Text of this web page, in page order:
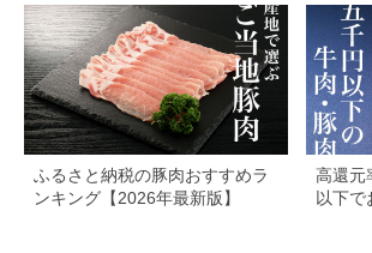
ふるさと納税の豚肉おすすめラ
ンキング【2026年最新版】
高還元
以下で